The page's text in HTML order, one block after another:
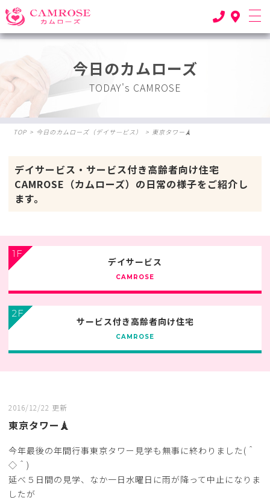
今日のカムローズ
TODAY's CAMROSE
TOP > 今日のカムローズ（デイサ―ビス） > 東京タワー🗼
デイサービス・サービス付き高齢者向け住宅
CAMROSE（カムローズ）の日常の様子をご紹介し
ます。
1F
デイサービス
CAMROSE
2F
サービス付き高齢者向け住宅
CAMROSE
2016/12/22 更新
東京タワー🗼
今年最後の年間行事東京タワー見学も無事に終わりました(＾
◇＾)
延べ５日間の見学、なか一日水曜日に雨が降って中止になりま
したが